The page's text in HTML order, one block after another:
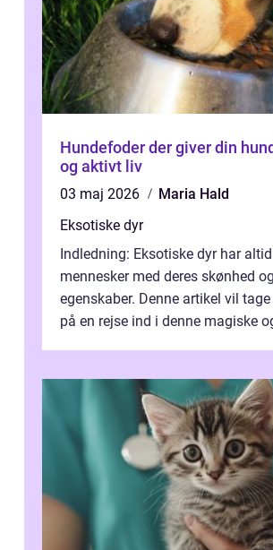
Hundefoder der giver din
og aktivt liv
03 maj 2026
Maria Hald
Eksotiske dyr
Indledning: Eksotiske dyr har
mennesker med deres skønhed
egenskaber. Denne artikel vil
på en rejse ind i denne magiske